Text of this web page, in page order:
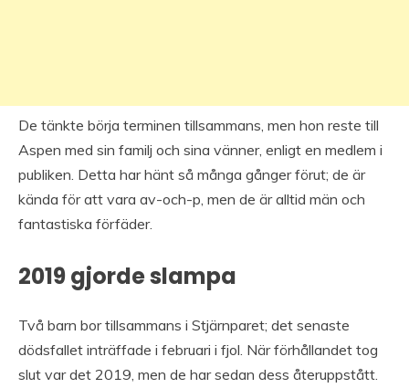
De tänkte börja terminen tillsammans, men hon reste till
Aspen med sin familj och sina vänner, enligt en medlem i
publiken. Detta har hänt så många gånger förut; de är
kända för att vara av-och-p, men de är alltid män och
fantastiska förfäder.
2019 gjorde slampa
Två barn bor tillsammans i Stjärnparet; det senaste
dödsfallet inträffade i februari i fjol. När förhållandet tog
slut var det 2019, men de har sedan dess återuppstått.